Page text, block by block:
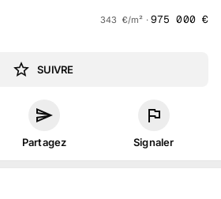
343 €/m² · 975 000 €
SUIVRE
Partagez Signaler